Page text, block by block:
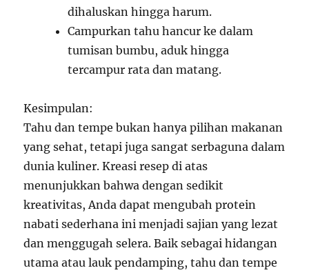
dihaluskan hingga harum.
Campurkan tahu hancur ke dalam
tumisan bumbu, aduk hingga
tercampur rata dan matang.
Kesimpulan:
Tahu dan tempe bukan hanya pilihan makanan
yang sehat, tetapi juga sangat serbaguna dalam
dunia kuliner. Kreasi resep di atas
menunjukkan bahwa dengan sedikit
kreativitas, Anda dapat mengubah protein
nabati sederhana ini menjadi sajian yang lezat
dan menggugah selera. Baik sebagai hidangan
utama atau lauk pendamping, tahu dan tempe